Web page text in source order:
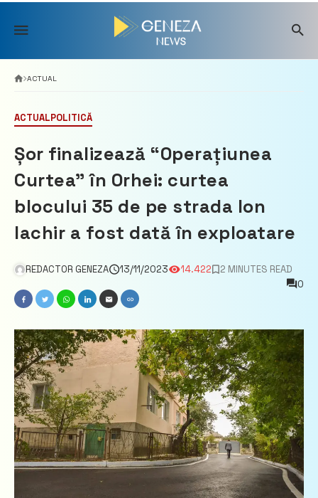
Skip
content
ACTUAL
ACTUALPOLITICĂ
Șor finalizează “Operațiunea
Curtea” în Orhei: curtea
blocului 35 de pe strada Ion
Iachir a fost dată în exploatare
REDACTOR GENEZA 13/11/2023 14.422
2 MINUTES READ
0